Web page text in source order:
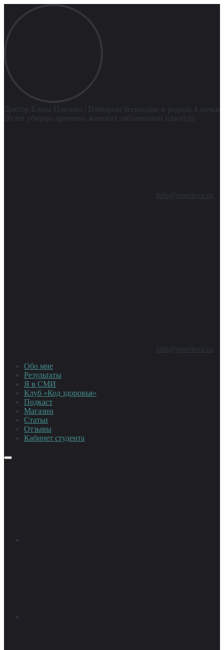
Доктор Елена Павлова
| Победила бесплодие и родила 4 дочки
20 лет убираю причины женских заболеваний навсегда
info@epavlova.ru
info@epavlova.ru
Обо мне
Результаты
Я в СМИ
Клуб «Код здоровья»
Подкаст
Магазин
Статьи
Отзывы
Кабинет студента